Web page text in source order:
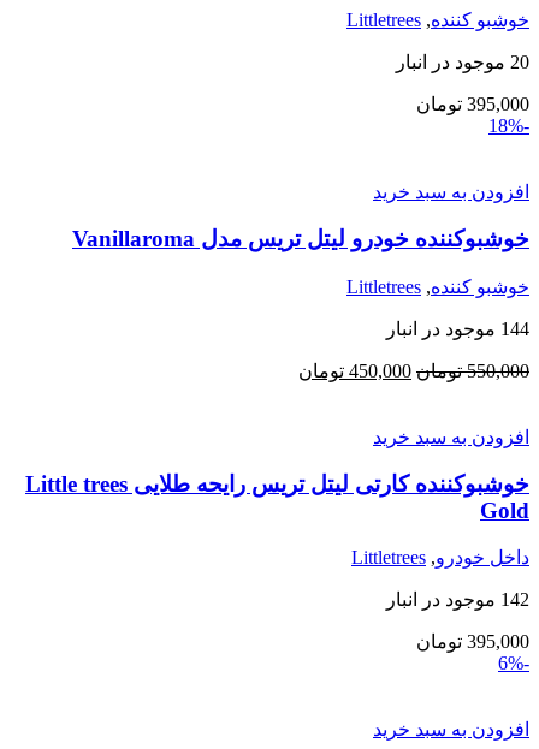
خوشبو کننده,
Littletrees
20 موجود در انبار
395,000 تومان
-18%
افزودن به سبد خرید
خوشبوکننده خودرو لیتل تریس مدل Vanillaroma
خوشبو کننده,
Littletrees
144 موجود در انبار
550,000 تومان قیمت
بود.
450,000 تومان
افزودن به سبد خرید
خوشبوکننده کارتی لیتل تریس رایحه طلایی Little trees
Gold
داخل خودرو,
Littletrees
142 موجود در انبار
395,000 تومان
-6%
افزودن به سبد خرید